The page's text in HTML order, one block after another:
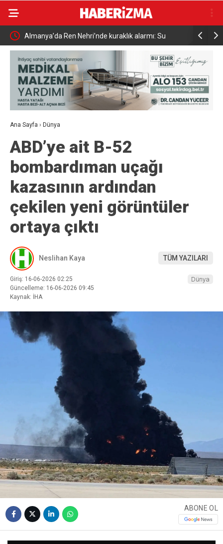
Almanya’da Ren Nehri’nde kuraklık alarmı: Su
seviyesinde tarihi düşüş yaşandı
Ana Sayfa › Dünya
ABD’ye ait B-52
bombardıman uçağı
kazasının ardından
çekilen yeni görüntüler
ortaya çıktı
Neslihan Kaya TÜM YAZILARI
Giriş: 16-06-2026 02:25
Güncelleme: 16-06-2026 09:45
Kaynak: İHA
Dünya
ABONE OL